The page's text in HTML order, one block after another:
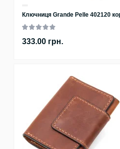
Ключниця Grande Pelle 402120
333.00 грн.